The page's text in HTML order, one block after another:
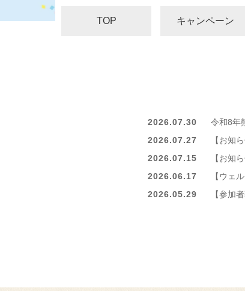
TOP キャンペーン
2026.07.30
令和8年
2026.07.27
【お知
2026.07.15
【お知
2026.06.17
【ウェ
2026.05.29
【参加